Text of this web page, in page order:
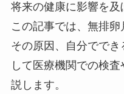
将来の健康に影響を及
この記事では、無排卵
その原因、自分でで
して医療機関での検
説します。